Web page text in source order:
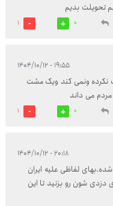
تحویلت بدیم
0
1
۱۹:۵۵ - ۱۴۰۴/۱۰/۱۲
نکرده ونمی کند ویک مشت
می داند
0
1
۲۰:۱۸ - ۱۴۰۴/۱۰/۱۲
لفاظی علیه ایران
دزدی شون رو بزنید تا این